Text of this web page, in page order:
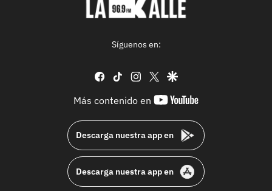
Síguenos en:
facebook
tiktok instagram
twittergoogle
Más contenido en
youtube-
Descarga nuestra app en
Descarga nuestra app en